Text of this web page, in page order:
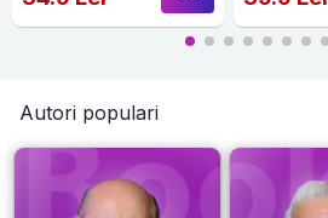
Autori populari